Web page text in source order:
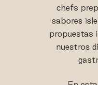
chefs
sabores
propuestas
nuestros